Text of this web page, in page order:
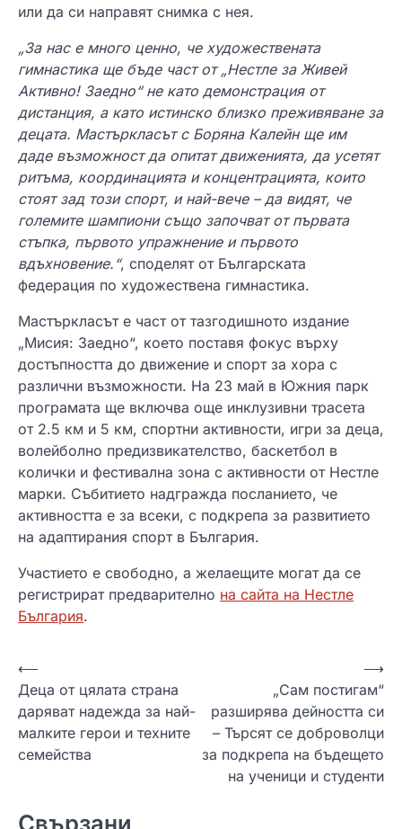
или да си направят снимка с нея.
„За нас е много ценно, че художествената
гимнастика ще бъде част от „Нестле за Живей
Активно! Заедно“ не като демонстрация от
дистанция, а като истинско близко преживяване за
децата. Мастъркласът с Боряна Калейн ще им
даде възможност да опитат движенията, да усетят
ритъма, координацията и концентрацията, които
стоят зад този спорт, и най-вече – да видят, че
големите шампиони също започват от първата
стъпка, първото упражнение и първото
вдъхновение.“, споделят от Българската
федерация по художествена гимнастика.
Мастъркласът е част от тазгодишното издание
„Мисия: Заедно“, което поставя фокус върху
достъпността до движение и спорт за хора с
различни възможности. На 23 май в Южния парк
програмата ще включва още инклузивни трасета
от 2.5 км и 5 км, спортни активности, игри за деца,
волейболно предизвикателство, баскетбол в
колички и фестивална зона с активности от Нестле
марки. Събитието надгражда посланието, че
активността е за всеки, с подкрепа за развитието
на адаптирания спорт в България.
Участието е свободно, а желаещите могат да се
регистрират предварително на сайта на Нестле
България.
Н
а
в
и
а
⟵
Деца от цялата страна
даряват надежда за най-
малките герои и техните
семейства
„Сам постигам“
разширява дейността си
– Търсят се доброволци
за подкрепа на бъдещето
на ученици и студенти
⟶
Свързани